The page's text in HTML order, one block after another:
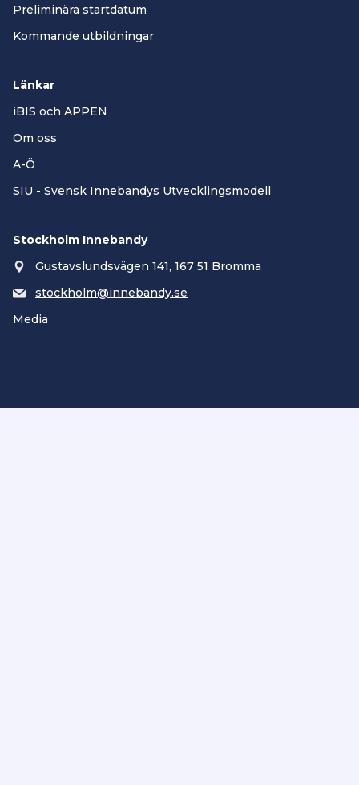
Preliminära startdatum
Kommande utbildningar
Länkar
iBIS och APPEN
Om oss
A-Ö
SIU - Svensk Innebandys Utvecklingsmodell
Stockholm Innebandy
Gustavslundsvägen 141, 167 51 Bromma
stockholm@innebandy.se
Media